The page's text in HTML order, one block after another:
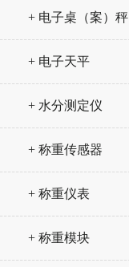
+ 电子桌（案）秤
+ 电子天平
+ 水分测定仪
+ 称重传感器
+ 称重仪表
+ 称重模块